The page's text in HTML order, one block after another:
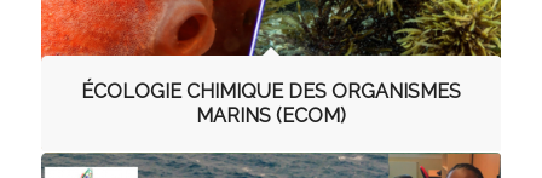
ÉCOLOGIE CHIMIQUE DES ORGANISMES
MARINS (ECOM)